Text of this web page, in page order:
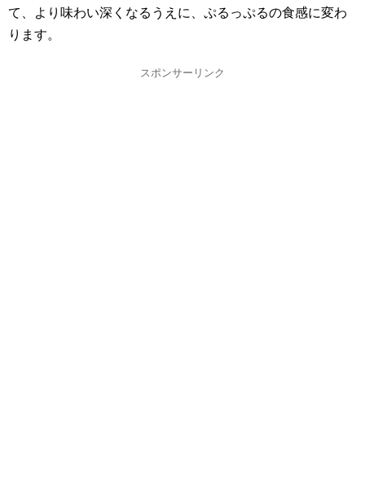
て、より味わい深くなるうえに、ぷるっぷるの食感に変わ
ります。
スポンサーリンク